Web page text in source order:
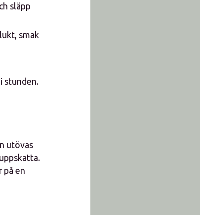
släpp
smak
stunden.
utövas
på en